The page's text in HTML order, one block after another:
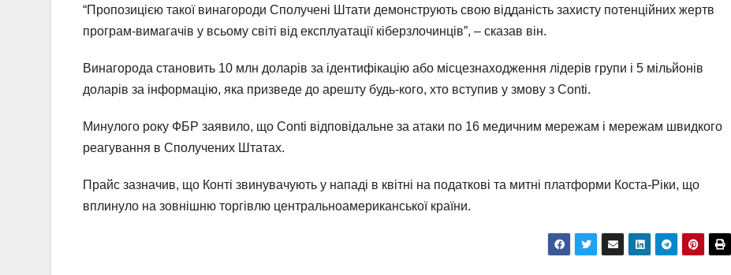
“Пропозицією такої винагороди Сполучені Штати демонструють свою відданість захисту потенційних жертв
програм-вимагачів у всьому світі від експлуатації кіберзлочинців”, – сказав він.
Винагорода становить 10 млн доларів за ідентифікацію або місцезнаходження лідерів групи і 5 мільйонів
доларів за інформацію, яка призведе до арешту будь-кого, хто вступив у змову з Conti.
Минулого року ФБР заявило, що Conti відповідальне за атаки по 16 медичним мережам і мережам швидкого
реагування в Сполучених Штатах.
Прайс зазначив, що Конті звинувачують у нападі в квітні на податкові та митні платформи Коста-Ріки, що
вплинуло на зовнішню торгівлю центральноамериканської країни.